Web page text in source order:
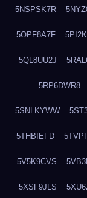
5NSPSK7R
5OPF8A7F
5QL8UU2J
5RP6DWR8
5SNLKYWW
5THBIEFD
5V5K9CVS
5XSF9JLS